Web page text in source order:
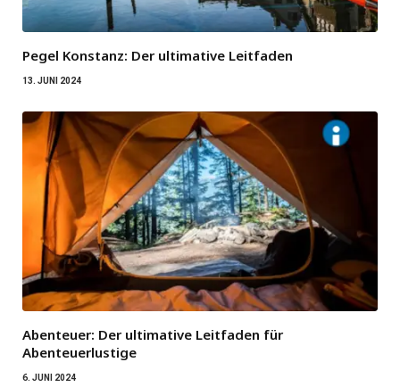
Pegel Konstanz: Der ultimative Leitfaden
13. JUNI 2024
Abenteuer: Der ultimative Leitfaden für
Abenteuerlustige
6. JUNI 2024